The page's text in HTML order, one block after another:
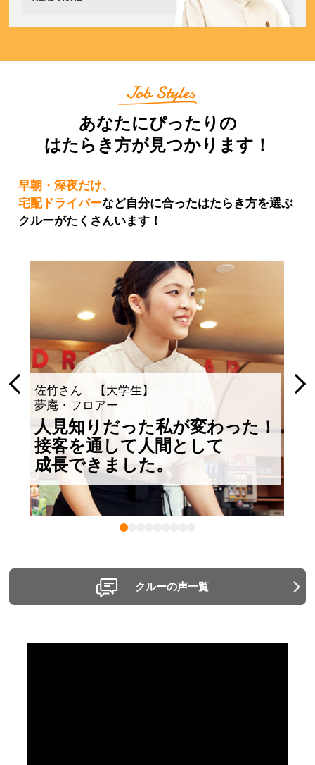
あなたにぴったりの
はたらき方が見つかります！
早朝・深夜だけ、
宅配ドライバーなど自分に合ったはたらき方を選ぶ
クルーがたくさんいます！
佐竹さん 【大学生】
夢庵・フロアー
人見知りだった私が変わった！
接客を通して人間として
成長できました。
クルーの声一覧